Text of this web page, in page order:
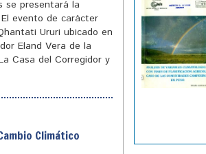
se presentará la
evento de carácter
Ururi ubicado en
Eland Vera de la
Casa del Corregidor y
Climático